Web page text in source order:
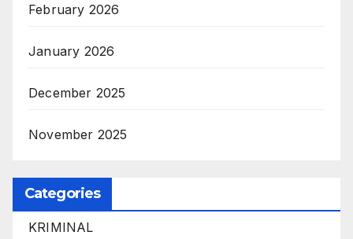
February 2026
January 2026
December 2025
November 2025
Categories
KRIMINAL